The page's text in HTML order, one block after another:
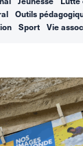
Outils
Sport Vie